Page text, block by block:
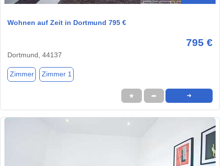
Wohnen auf Zeit in Dortmund 795 €
795 €
Dortmund, 44137
Zimmer Zimmer 1
★ ➦ ➜